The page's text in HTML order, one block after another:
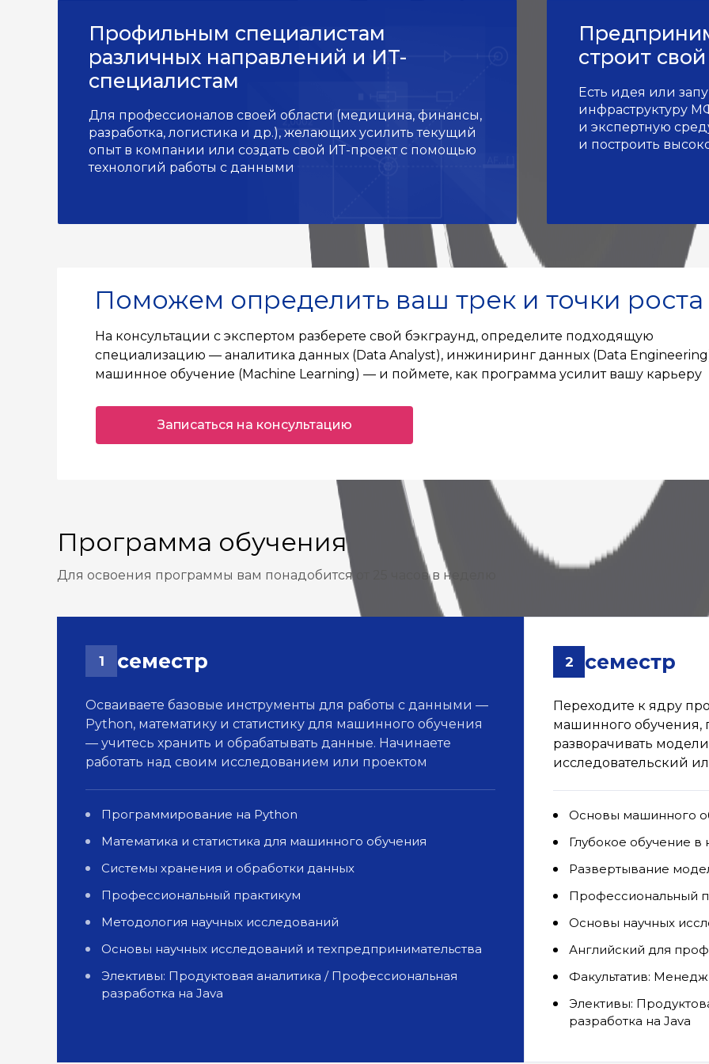
строит
Есть идея или
инфраструктуру
и экспертную
и построить
Профильным специалистам
различных направлений и ИT-
специалистам
Для профессионалов своей области (медицина, финансы,
разработка, логистика и др.), желающих усилить текущий
опыт в компании или создать свой ИТ-проект с помощью
технологий работы с данными
Поможем определить ваш трек и точки роста
На консультации с экспертом разберете свой бэкграунд, определите подходящую
специализацию — аналитика данных (Data Analyst), инжиниринг данных (Data
машинное обучение (Machine Learning) — и поймете, как программа усилит вашу карьеру
Записаться на консультацию
Программа обучения
Для освоения программы вам понадобится от 25 часов в неделю
1 семестр
Осваиваете базовые инструменты для работы с данными —
Python, математику и статистику для машинного обучения
— учитесь хранить и обрабатывать данные. Начинаете
работать над своим исследованием или проектом
Программирование на Python
Математика и статистика для машинного обучения
Системы хранения и обработки данных
Профессиональный практикум
Методология научных исследований
Основы научных исследований и техпредпринимательства
Элективы: Продуктовая аналитика / Профессиональная
разработка на Java
2 семестр
Переходите к ядру
машинного обучения,
разворачивать
исследовательский
Основы машинного
Глубокое обучение в
Развертывание
Профессиональный
Основы научных
Английский для
Факультатив:
Элективы:
разработка на Java